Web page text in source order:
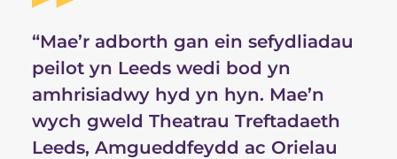
“Mae’r adborth gan ein sefydliadau
peilot yn Leeds wedi bod yn
amhrisiadwy hyd yn hyn. Mae’n
wych gweld Theatrau Treftadaeth
Leeds, Amgueddfeydd ac Orielau